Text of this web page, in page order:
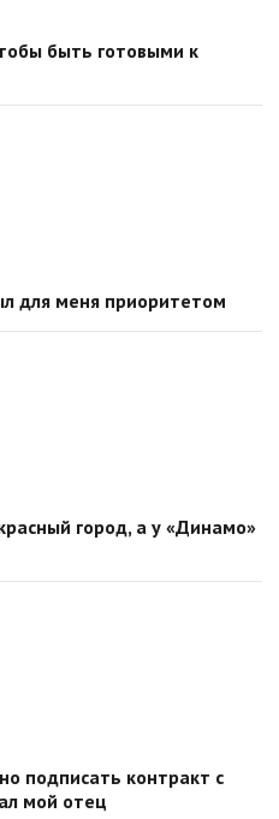
быть готовыми к
для меня приоритетом
город, а у «Динамо»
подписать контракт с
мой отец